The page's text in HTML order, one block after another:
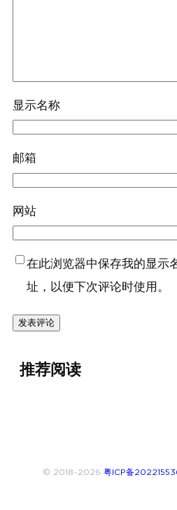
显示名称
邮箱
网站
在此浏览器中保存我的显示
址，以便下次评论时使用。
推荐阅读
© 2018~2026 粤ICP备